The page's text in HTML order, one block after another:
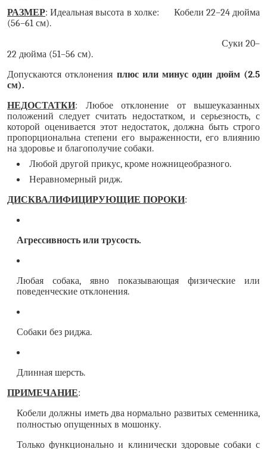
РАЗМЕР: Идеальная высота в холке: Кобели 22–24 дюйма
(56–61 см).
Суки 20–
22 дюйма (51–56 см).
Допускаются отклонения плюс или минус один дюйм (2.5
см).
НЕДОСТАТКИ: Любое отклонение от вышеуказанных
положений следует считать недостатком, и серьезность, с
которой оценивается этот недостаток, должна быть строго
пропорциональна степени его выраженности, его влиянию
на здоровье и благополучие собаки.
Любой другой прикус, кроме ножницеобразного.
Неравномерный ридж.
ДИСКВАЛИФИЦИРУЮЩИЕ ПОРОКИ:
Агрессивность или трусость.
Любая собака, явно показывающая физические или
поведенческие отклонения.
Собаки без риджа.
Длинная шерсть.
ПРИМЕЧАНИЕ:
Кобели должны иметь два нормально развитых семенника,
полностью опущенных в мошонку.
Только функционально и клинически здоровые собаки с